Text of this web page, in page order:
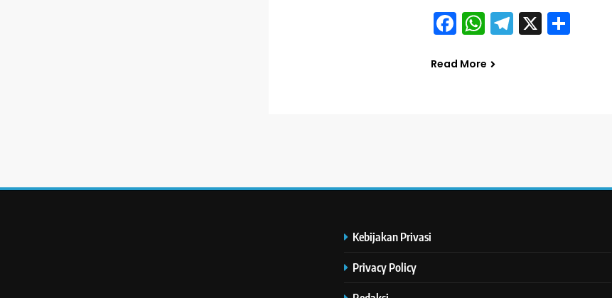
Facebook
WhatsApp
Telegram
X Share
Read More
Kebijakan Privasi
Privacy Policy